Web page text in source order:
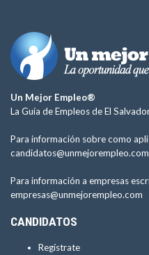
Un Mejor Empleo®
La Guía de Empleos de El
Para información sobre como
candidatos@unmejorempleo.com
Para información a empresas
empresas@unmejorempleo.com
CANDIDATOS
Regístrate